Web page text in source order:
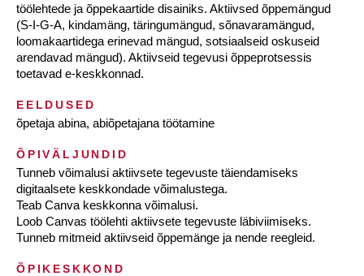
töölehtede ja õppekaartide disainiks. Aktiivsed õppemängud
(S-I-G-A, kindamäng, täringumängud, sõnavaramängud,
loomakaartidega erinevad mängud, sotsiaalseid oskuseid
arendavad mängud). Aktiivseid tegevusi õppeprotsessis
toetavad e-keskkonnad.
EELDUSED
õpetaja abina, abiõpetajana töötamine
ÕPIVÄLJUNDID
Tunneb võimalusi aktiivsete tegevuste täiendamiseks
digitaalsete keskkondade võimalustega.
Teab Canva keskkonna võimalusi.
Loob Canvas töölehti aktiivsete tegevuste läbiviimiseks.
Tunneb mitmeid aktiivseid õppemänge ja nende reegleid.
ÕPIKESKKOND